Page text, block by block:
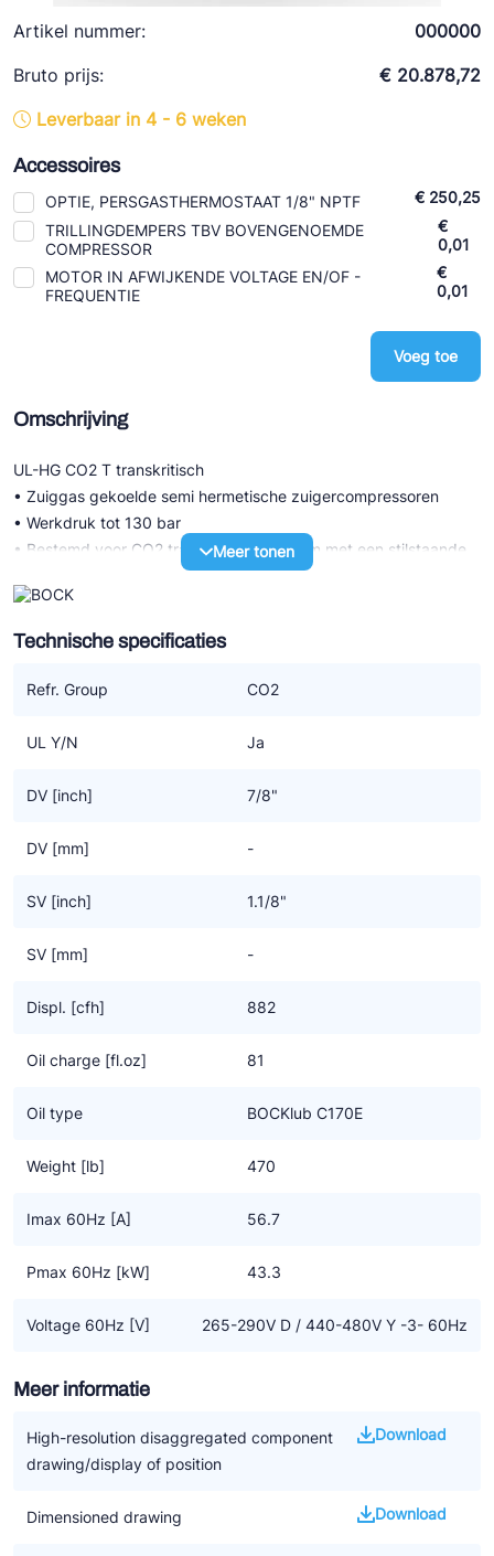
Artikel nummer:
000000
Bruto prijs:
€ 20.878,72
Leverbaar in 4 - 6 weken
Accessoires
OPTIE, PERSGASTHERMOSTAAT 1/8" NPTF
€ 250,25
TRILLINGDEMPERS TBV BOVENGENOEMDE
COMPRESSOR
€
0,01
MOTOR IN AFWIJKENDE VOLTAGE EN/OF -
FREQUENTIE
€
0,01
Voeg toe
Omschrijving
UL-HG CO2 T transkritisch
• Zuiggas gekoelde semi hermetische zuigercompressoren
• Werkdruk tot 130 bar
• Bestemd voor CO2 transkritisch systeem met een stilstaande
druk LD 100 bar / HD 150 bar
• Hoogst mogelijke efficiency voor compressor en systeem
dankzij een specifiek CO2 design
UL-HG P CO2 T transkritisch (LSPM)
Permanent Magnet) met verder dezelfde technische
• De hogere graad van efficiency door LSPM motor technologie
• Werkt synchroon, zonder slip dus daarom op hogere
tegelijkertijd even robuust zijn
koel- of verwarmingscapaciteit
meer opbrengst
• Hoge efficiency tegen de laagste bedrijfskosten
kwaliteit componenten
oliepomp
geluidsarm
mogelijk toepassingen
Belangrijke informatie
• CO2 applicaties vragen om een nieuw soort systeem en
controle
• Het is nog geen algemene oplossing voor het vervangen van
• De aanwijzingen in de handleiding voor het installeren van CO2
Meer tonen
Technische specificaties
Refr. Group CO2
UL Y/N Ja
DV [inch] 7/8"
DV [mm] -
SV [inch] 1.1/8"
SV [mm] -
Displ. [cfh] 882
Oil charge [fl.oz] 81
Oil type BOCKlub C170E
Weight [lb] 470
Imax 60Hz [A] 56.7
Pmax 60Hz [kW] 43.3
Voltage 60Hz [V] 265-290V D / 440-480V Y -3- 60Hz
Meer informatie
High-resolution disaggregated component
drawing/display of position
Download
Dimensioned drawing Download